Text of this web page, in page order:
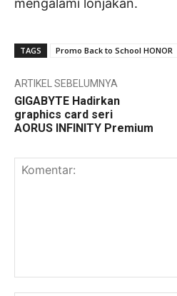
mengalami lonjakan.
TAGS Promo Back to School HONOR
ARTIKEL SEBELUMNYA
GIGABYTE Hadirkan
graphics card seri
AORUS INFINITY Premium